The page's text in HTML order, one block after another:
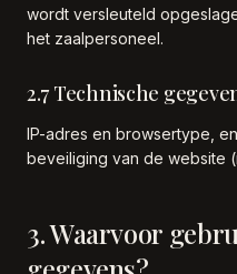
wordt versleuteld
het zaalpersoneel.
2.7 Technische
IP-adres en browsertype,
beveiliging van de website
3. Waarvoor